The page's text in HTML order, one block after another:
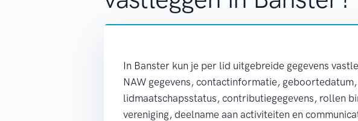
In Banster kun je per lid uitgebreide gegevens
NAW gegevens, contactinformatie, geboortedatum,
lidmaatschapsstatus, contributiegegevens, rollen
vereniging, deelname aan activiteiten en